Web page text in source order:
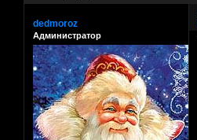
dedmoroz
Администратор